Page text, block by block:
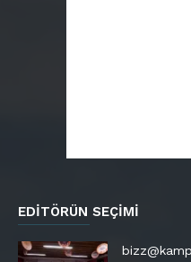
EDITÖRÜN SEÇIMI